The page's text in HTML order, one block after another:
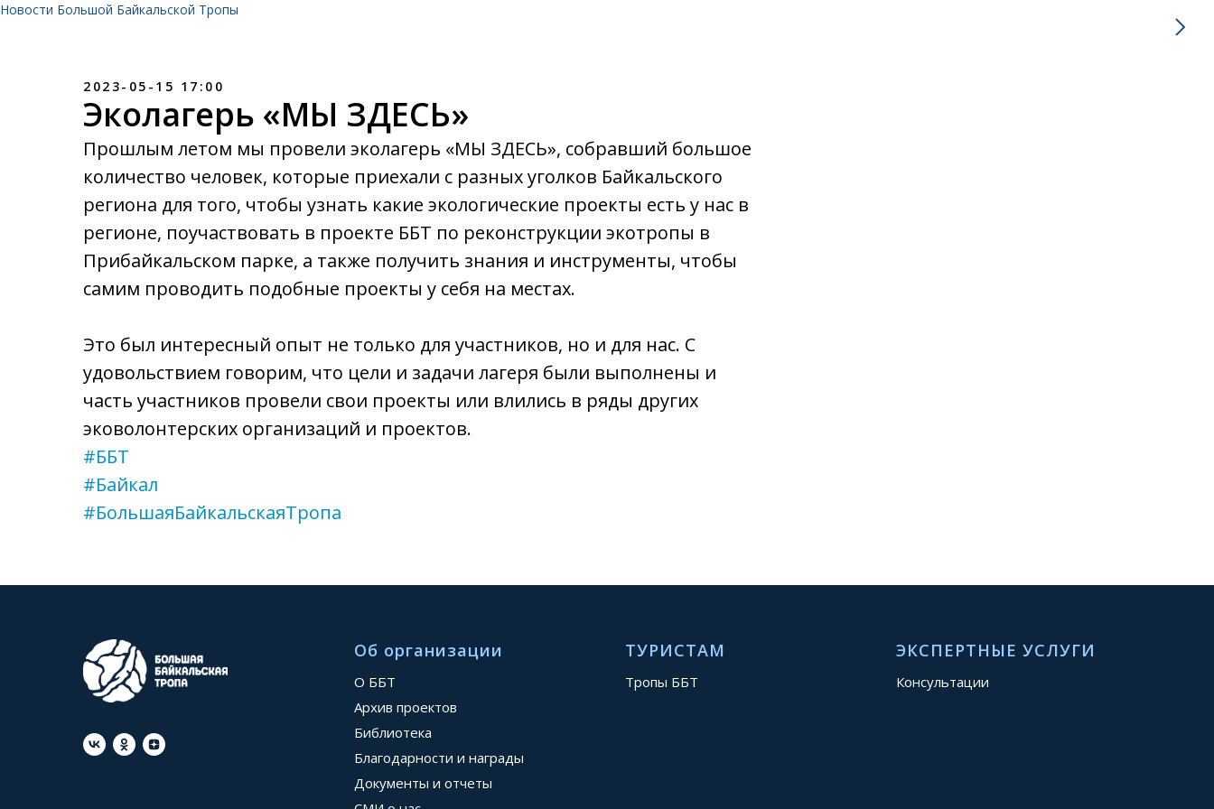
Новости Большой Байкальской Тропы
2023-05-15 17:00
Эколагерь «МЫ ЗДЕСЬ»
Прошлым летом мы провели эколагерь «МЫ ЗДЕСЬ», собравший большое
количество человек, которые приехали с разных уголков Байкальского
региона для того, чтобы узнать какие экологические проекты есть у нас в
регионе, поучаствовать в проекте ББТ по реконструкции экотропы в
Прибайкальском парке, а также получить знания и инструменты, чтобы
самим проводить подобные проекты у себя на местах.
Это был интересный опыт не только для участников, но и для нас. С
удовольствием говорим, что цели и задачи лагеря были выполнены и
часть участников провели свои проекты или влились в ряды других
эковолонтерских организаций и проектов.
#ББТ
#Байкал
#БольшаяБайкальскаяТропа
Об организации
О ББТ
Архив проектов
Библиотека
Благодарности и награды
Документы и отчеты
ТУРИСТАМ
Тропы ББТ
ЭКСПЕРТНЫЕ УСЛУГИ
Консультации